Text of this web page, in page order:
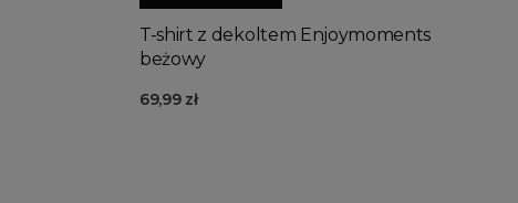
T-shirt z dekoltem Enjoymoments
beżowy
69,99 zł